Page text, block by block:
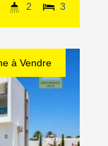
3
2
à Vendre